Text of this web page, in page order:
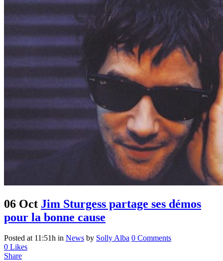
06 Oct Jim Sturgess partage ses démos
pour la bonne cause
Posted at 11:51h in News by Solly Alba 0 Comments
0 Likes
Share